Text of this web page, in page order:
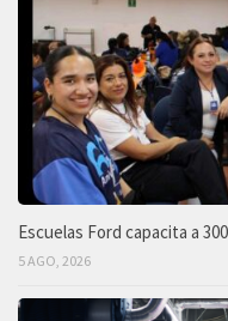
Escuelas Ford capacita a
5 AGO, 2026